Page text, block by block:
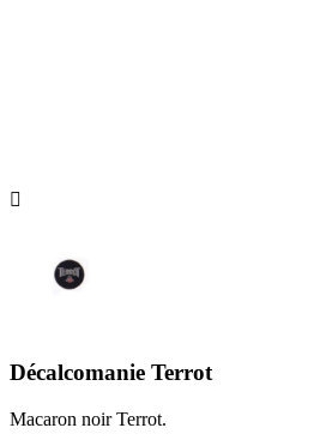

Décalcomanie Terrot
Macaron noir Terrot.